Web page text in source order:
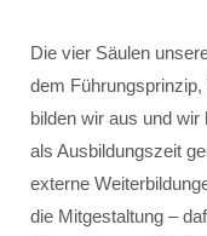
Die vier Säulen
dem
bilden wir aus und
als Ausbildungszeit
externe
die Mitgestaltung –